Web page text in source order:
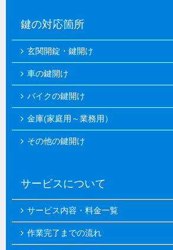
鍵の対応箇所
玄関開錠・鍵開け
車の鍵開け
バイクの鍵開け
金庫(家庭用～業務用）
その他の鍵開け
サービスについて
サービス内容・料金一覧
作業完了までの流れ